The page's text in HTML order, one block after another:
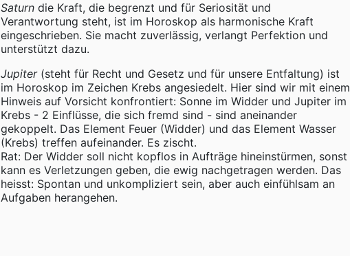
Saturn die Kraft, die begrenzt und für Seriosität und
Verantwortung steht, ist im Horoskop als harmonische Kraft
eingeschrieben. Sie macht zuverlässig, verlangt Perfektion und
unterstützt dazu.
Jupiter(steht für Recht und Gesetz und für unsere Entfaltung) ist
im Horoskop im Zeichen Krebs angesiedelt. Hier sind wir mit einem
Hinweis auf Vorsicht konfrontiert: Sonne im Widder und Jupiter im
Krebs - 2 Einflüsse, die sich fremd sind - sind aneinander
gekoppelt. Das Element Feuer (Widder) und das Element Wasser
(Krebs) treffen aufeinander. Es zischt.
Rat: Der Widder soll nicht kopflos in Aufträge hineinstürmen, sonst
kann es Verletzungen geben, die ewig nachgetragen werden. Das
heisst: Spontan und unkompliziert sein, aber auch einfühlsam an
Aufgaben herangehen.